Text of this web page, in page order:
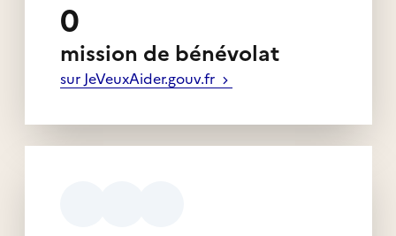
0
mission de bénévolat
sur JeVeuxAider.gouv.fr